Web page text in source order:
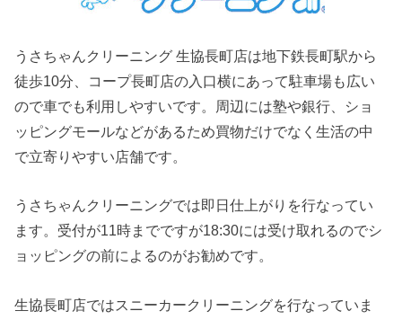
うさちゃんクリーニング 生協長町店は地下鉄長町駅から
徒歩10分、コープ長町店の入口横にあって駐車場も広い
ので車でも利用しやすいです。周辺には塾や銀行、ショ
ッピングモールなどがあるため買物だけでなく生活の中
で立寄りやすい店舗です。
うさちゃんクリーニングでは即日仕上がりを行なってい
ます。受付が11時までですが18:30には受け取れるのでシ
ョッピングの前によるのがお勧めです。
生協長町店ではスニーカークリーニングを行なっていま